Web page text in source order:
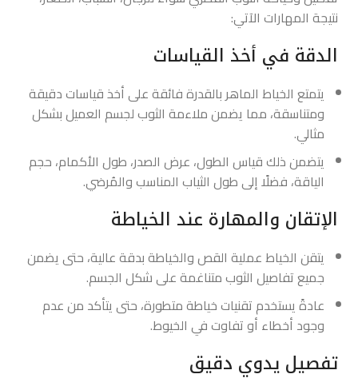
نتيجة المهارات الآتي:
الدقة في أخذ القياسات
يتمتع الخياط الماهر بالقدرة فائقة على أخذ قياسات دقيقة
ومتناسقة، مما يضمن ملاءمة الثوب لجسم العميل بشكل
مثالي.
يتضمن ذلك قياس الطول، عرض الصدر، طول الأكمام، حجم
الياقة، فضلًا إلى طول الثياب المناسب والمُرضي.
الإتقان والمهارة عند الخياطة
يتقن الخياط عملية القص والخياطة بدقة عالية، حتى يضمن
جميع تفاصيل الثوب متناغمة على شكل الجسم.
عادةً يستخدم تقنيات خياطة متطورة، حتى يتأكد من عدم
وجود أخطاء أو تفاوت في الخيوط.
تفصيل يدوي دقيق